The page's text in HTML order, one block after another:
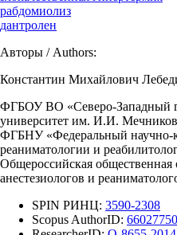
рабдомиолиз
дантролен
Авторы / Authors:
Константин Михайлович
ФГБОУ ВО «Северо-Западный
университет им. И.И.
ФГБНУ «Федеральный научно-
реаниматологии и
Общероссийская общественная
анестезиологов и
SPIN РИНЦ: 3590-2308
Scopus AuthorID: